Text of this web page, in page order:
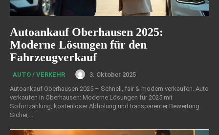
Autoankauf Oberhausen 2025:
Moderne Lösungen für den
Fahrzeugverkauf
AUTO / VERKEHR
3. Oktober 2025
Autoankauf Oberhausen 2025 – Schnell, fair & modern verkaufen. Auto
verkaufen in Oberhausen: Moderne Lösungen für 2025 mit
Sofortzahlung, kostenloser Abholung und transparenter Bewertung.
Sicher,...